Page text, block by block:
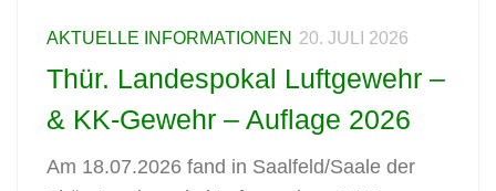
AKTUELLE INFORMATIONEN 20. JULI 2026
Thür. Landespokal Luftgewehr –
& KK-Gewehr – Auflage 2026
Am 18.07.2026 fand in Saalfeld/Saale der